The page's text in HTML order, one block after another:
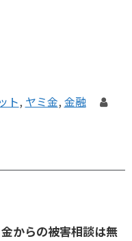
ト, ヤミ金, 金融
からの被害相談は無